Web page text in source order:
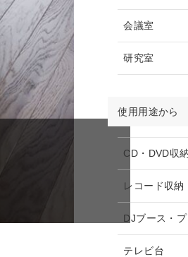
会議室
研究室
使用用途から
CD・DVD収納
レコード収納
DJブース・
テレビ台